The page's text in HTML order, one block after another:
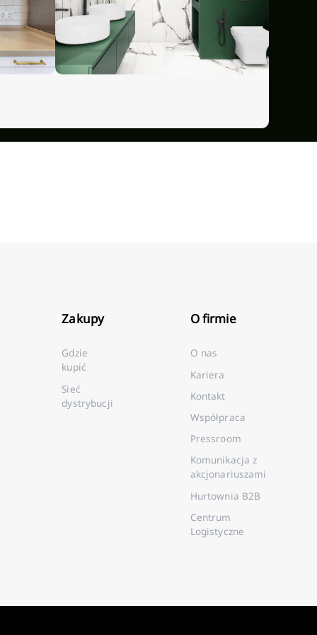
Niedostępny
Zakupy
Gdzie
kupić
Sieć
dystrybucji
O firmie
O nas
Kariera
Kontakt
Współpraca
Pressroom
Komunikacja z
akcjonariuszami
Hurtownia B2B
Centrum
Logistyczne